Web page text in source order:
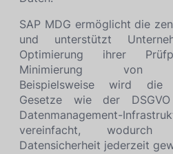
SAP MDG ermöglicht die
und unterstützt
Optimierung ihrer
Minimierung von
Beispielsweise wird die
Gesetze wie der
Datenmanagement-
vereinfacht, wodurch
Datensicherheit jederzeit